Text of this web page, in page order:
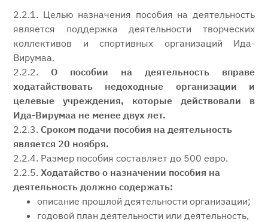
2.2.1. Целью назначения пособия на деятельность
является поддержка деятельности творческих
коллективов и спортивных организаций Ида-
Вирумаа.
2.2.2. О пособии на деятельность вправе
ходатайствовать недоходные организации и
целевые учреждения, которые действовали в
Ида-Вирумаа не менее двух лет.
2.2.3. Сроком подачи пособия на деятельность
является 20 ноября.
2.2.4. Размер пособия составляет до 500 евро.
2.2.5. Ходатайство о назначении пособия на
деятельность должно содержать:
описание прошлой деятельности организации;
годовой план деятельности или деятельность,